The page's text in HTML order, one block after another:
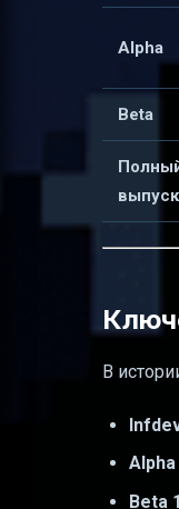
Alpha
Beta
выпуск
В
Beta